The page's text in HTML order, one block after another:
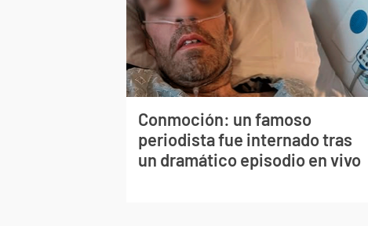
Conmoción: un famoso
periodista fue internado tras
un dramático episodio en vivo